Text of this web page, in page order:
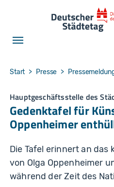
You are here:
Start Presse
Hauptgeschäftsstelle des
Gedenktafel für
Oppenheimer
Die Tafel erinnert an das
von Olga Oppenheimer
während der Zeit des